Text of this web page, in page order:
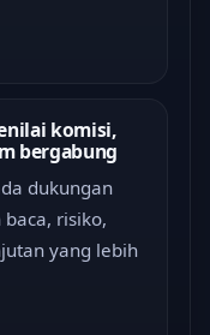
komisi,
bergabung
dukungan
risiko,
yang lebih